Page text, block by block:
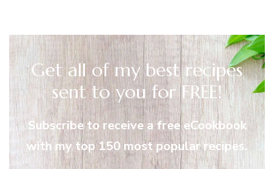
Get all of my best recipes
sent to you for FREE!
Subscribe to receive a free eCookbook
with my top 150 most popular recipes.